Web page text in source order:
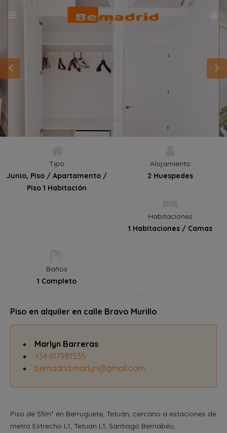
Tipo
Junio, Piso / Apartamento /
Piso 1 Habitación
Alojamiento
2 Huespedes
Habitaciones
1 Habitaciones / Camas
Baños
1 Completo
Piso en alquiler en calle Bravo Murillo
Marlyn Barreras
+34 617981535
bemadrid.marlyn@gmail.com
Piso de 55m² en Berruguete, Tetuán, cercano a estaciones de
metro Estrecho L1, Tetuan L1, Santiago Bernabéu,